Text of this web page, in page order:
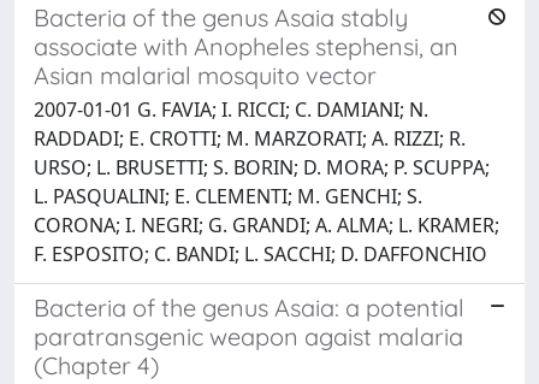
Bacteria of the genus Asaia stably
associate with Anopheles stephensi, an
Asian malarial mosquito vector
2007-01-01 G. FAVIA; I. RICCI; C. DAMIANI; N.
RADDADI; E. CROTTI; M. MARZORATI; A. RIZZI; R.
URSO; L. BRUSETTI; S. BORIN; D. MORA; P. SCUPPA;
L. PASQUALINI; E. CLEMENTI; M. GENCHI; S.
CORONA; I. NEGRI; G. GRANDI; A. ALMA; L. KRAMER;
F. ESPOSITO; C. BANDI; L. SACCHI; D. DAFFONCHIO
Bacteria of the genus Asaia: a potential
paratransgenic weapon agaist malaria
(Chapter 4)